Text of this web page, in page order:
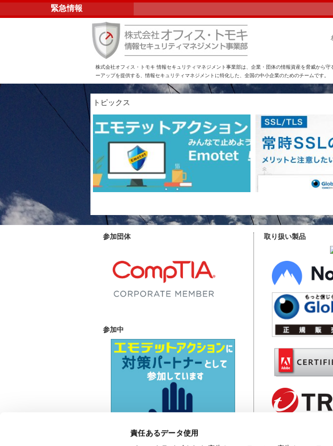
責任あるデータ使用
緊急情報 【
株式会社オフィス・トモキ 情報セキュリティマネジメント事業部は、企業・団体の情報資産を脅威から
ーアップを提供する、情報セキュリティマネジメントに特化した、全国の中小企業のためのチームです。
トピックス
参加団体
参加中
取り扱い製品